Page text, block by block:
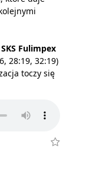
Fulimpex
28:19, 32:19)
toczy się